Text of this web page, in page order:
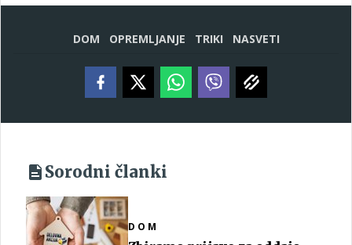
DOM OPREMLJANJE TRIKI NASVETI
Sorodni članki
DOM